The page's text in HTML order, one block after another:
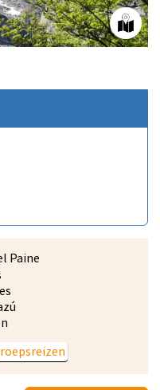
Paine